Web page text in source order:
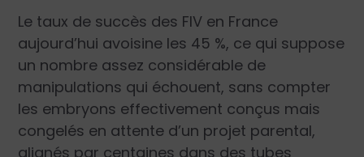
Le taux de succès des FIV en France
aujourd’hui avoisine les 45 %, ce qui suppose
un nombre assez considérable de
manipulations qui échouent, sans compter
les embryons effectivement conçus mais
congelés en attente d’un projet parental,
alignés par centaines dans des tubes